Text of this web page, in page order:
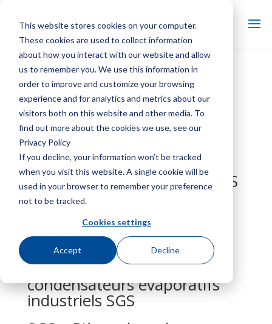
This website stores cookies on your computer.
These cookies are used to collect information
about how you interact with our website and allow
us to remember you. We use this information in
order to improve and customize your browsing
experience and for analytics and metrics about our
visitors both on this website and other media. To
find out more about the cookies we use, see our
Privacy Policy
If you decline, your information won’t be tracked
when you visit this website. A single cookie will be
used in your browser to remember your preference
not to be tracked.
Cookies settings
Accept Decline
Dépliant de sélection des
pièces de rechange IEC SGS
SGS Insight – Galvanisé à
chaud après fabrication
Manuel d'utilisation du
condensateur évaporatif SGS
IEC
Données et spécifications
techniques SGS CEI
Étude de cas sur les
condensateurs évaporatifs
industriels SGS